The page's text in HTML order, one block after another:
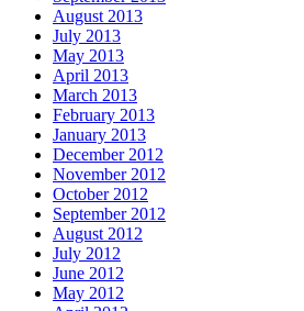
August 2013
July 2013
May 2013
April 2013
March 2013
February 2013
January 2013
December 2012
November 2012
October 2012
September 2012
August 2012
July 2012
June 2012
May 2012